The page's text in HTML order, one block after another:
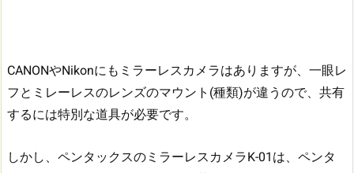
CANONやNikonにもミラーレスカメラはありますが、一眼レ
フとミレーレスのレンズのマウント(種類)が違うので、共有
するには特別な道具が必要です。
しかし、ペンタックスのミラーレスカメラK-01は、ペンタ